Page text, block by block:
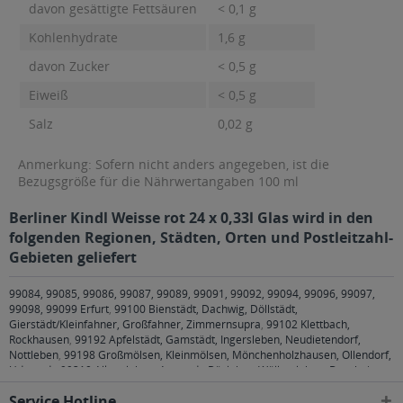
davon gesättigte Fettsäuren
< 0,1 g
Kohlenhydrate
1,6 g
davon Zucker
< 0,5 g
Eiweiß
< 0,5 g
Salz
0,02 g
Anmerkung: Sofern nicht anders angegeben, ist die
Bezugsgröße für die Nährwertangaben 100 ml
Berliner Kindl Weisse rot 24 x 0,33l Glas wird in den
folgenden Regionen, Städten, Orten und Postleitzahl-
Gebieten geliefert
99084, 99085, 99086, 99087, 99089, 99091, 99092, 99094, 99096, 99097,
99098, 99099 Erfurt, 99100 Bienstädt, Dachwig, Döllstädt,
Gierstädt/Kleinfahner, Großfahner, Zimmernsupra, 99102 Klettbach,
Rockhausen, 99192 Apfelstädt, Gamstädt, Ingersleben, Neudietendorf,
Nottleben, 99198 Großmölsen, Kleinmölsen, Mönchenholzhausen, Ollendorf,
Udestedt
99310 Alkersleben, Arnstadt, Bösleben-Wüllersleben, Dornheim,